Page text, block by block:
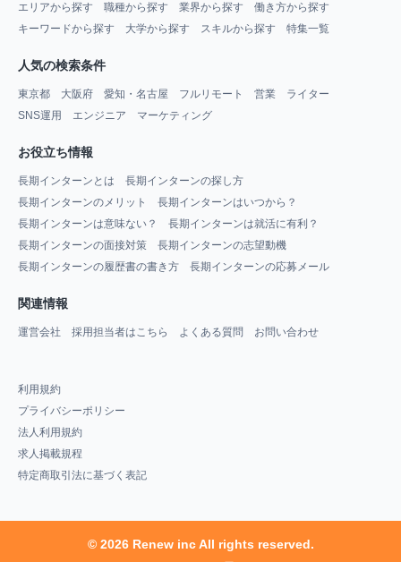
エリアから探す 職種から探す 業界から探す
働き方から探す
キーワードから探す
大学から探す スキルから探す 特集一覧
人気の検索条件
東京都 大阪府 愛知・名古屋 フルリモート 営業
ライター
SNS運用
エンジニア マーケティング
お役立ち情報
長期インターンとは
長期インターンの探し方
長期インターンのメリット
長期インターンはいつから？
長期インターンは意味ない？
長期インターンは就活に有利？
長期インターンの面接対策
長期インターンの志望動機
長期インターンの履歴書の書き方
長期インターンの応募メール
関連情報
運営会社 採用担当者はこちら よくある質問 お問い合わせ
利用規約
プライバシーポリシー
法人利用規約
求人掲載規程
特定商取引法に基づく表記
© 2026 Renew inc All rights reserved.